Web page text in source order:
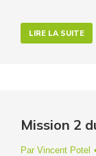
LIRE LA SUITE
Mission 2
Par Vincent Potel